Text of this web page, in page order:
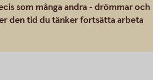
som många andra - drömmar och
den tid du tänker fortsätta arbeta